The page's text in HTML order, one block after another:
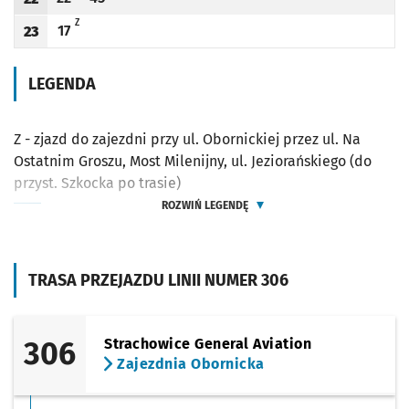
TRASA PRZEJAZDU LINII NUMER 306
306
Strachowice General Aviation
Zajezdnia Obornicka
Godzina odjazdu
Odjazd
minut po godzinie 22
Odjazd
minut po godzinie 22
Godzina odjazdu
23
Odjazd
17
minut po godzinie 23
ZZ - ZJAZD DO ZAJEZDNI PRZY UL. OBORNICKIEJ PRZEZ UL. NA OSTATNIM
LEGENDA
Z - zjazd do zajezdni przy ul. Obornickiej przez ul. Na
Ostatnim Groszu, Most Milenijny, ul. Jeziorańskiego (do
przyst. Szkocka po trasie)
ROZWIŃ LEGENDĘ